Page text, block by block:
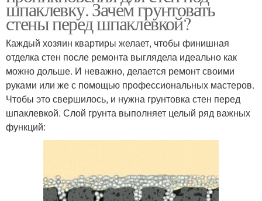
шпаклевку. Зачем грунтовать
стены перед шпаклевкой?
Каждый хозяин квартиры желает, чтобы финишная
отделка стен после ремонта выглядела идеально как
можно дольше. И неважно, делается ремонт своими
руками или же с помощью профессиональных мастеров.
Чтобы это свершилось, и нужна грунтовка стен перед
шпаклевкой. Слой грунта выполняет целый ряд важных
функций: